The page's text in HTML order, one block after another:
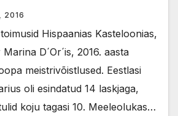
2016
Hispaanias Kasteloonias,
D´Or´is, 2016. aasta
meistrivõistlused. Eestlasi
oli esindatud 14 laskjaga,
koju tagasi 10. Meeleolukas…